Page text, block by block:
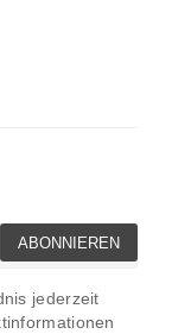
ABONNIEREN
jederzeit